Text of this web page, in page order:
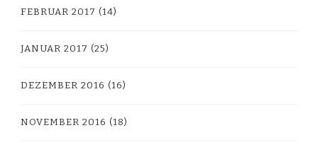
FEBRUAR 2017 (14)
JANUAR 2017 (25)
DEZEMBER 2016 (16)
NOVEMBER 2016 (18)